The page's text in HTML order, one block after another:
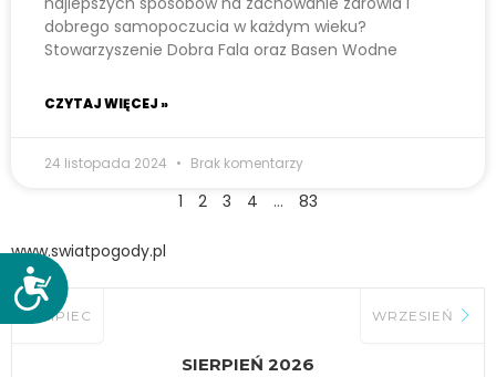
D
o
dobrego samopoczucia w każdym wieku?
Stowarzyszenie Dobra Fala oraz Basen Wodne
CZYTAJ WIĘCEJ »
24 listopada 2024 Brak komentarzy
1 2 3 4 … 83
www.swiatpogody.pl
LIPIEC
SIERPIEŃ 2026
WRZESIEŃ